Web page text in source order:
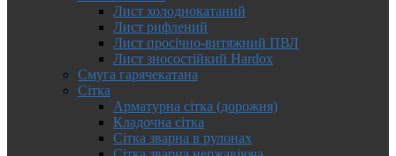
Лист холоднокатаний
Лист рифлений
Лист просічно-витяжний ПВЛ
Лист зносостійкий Hardox
Смуга гарячекатана
Сітка
Арматурна сітка (дорожня)
Кладочна сітка
Сітка зварна в рулонах